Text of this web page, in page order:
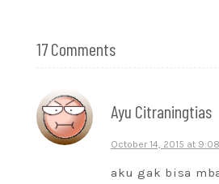
17 Comments
Ayu Citraningtias
October 14, 2015 at
aku gak bisa